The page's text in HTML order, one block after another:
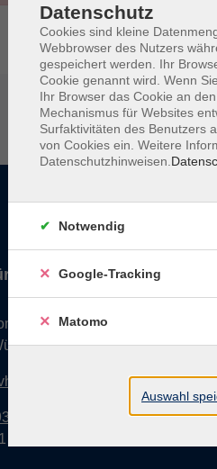
Impressum
& Umgebung e. V.
68
wuerzburg.de
35593 0
35593-20
Datenschutz
Cookies sind kleine
Webbrowser des Nutzers
gespeichert werden. Ihr
Cookie genannt wird. Wenn
Ihr Browser das Cookie an
Mechanismus für Websites
Surfaktivitäten des Benutzers
von Cookies ein. Weitere
Datenschutzhinweisen.
Notwendig
Google-Tracking
Matomo
Auswahl